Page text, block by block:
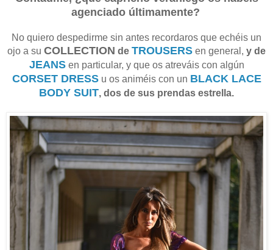
agenciado últimamente?
No quiero despedirme sin antes recordaros que echéis un
ojo a su COLLECTION de TROUSERS en general, y de
JEANSen particular, y que os atreváis con algún
CORSET DRESSu os animéis con un BLACK LACE
BODY SUIT, dos de sus prendas estrella.